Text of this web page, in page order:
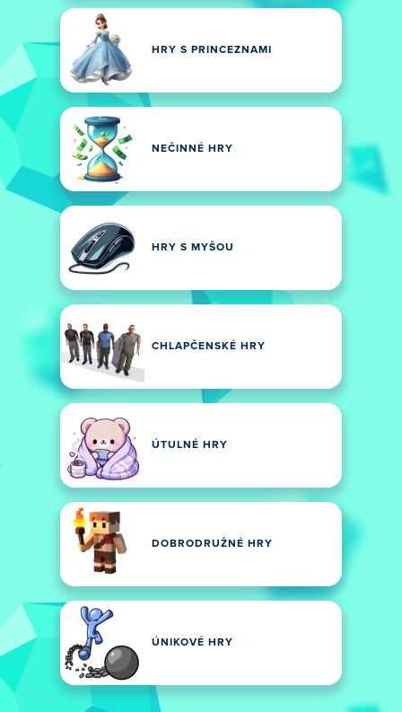
HRY S PRINCEZNAMI
NEČINNÉ HRY
HRY S MYŠOU
CHLAPČENSKÉ HRY
ÚTULNÉ HRY
DOBRODRUŽNÉ HRY
ÚNIKOVÉ HRY